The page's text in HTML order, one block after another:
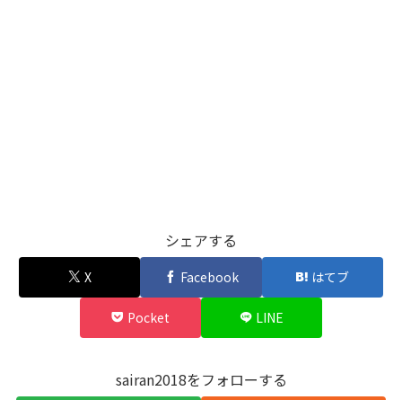
シェアする
X Facebook はてブ
Pocket LINE
sairan2018をフォローする